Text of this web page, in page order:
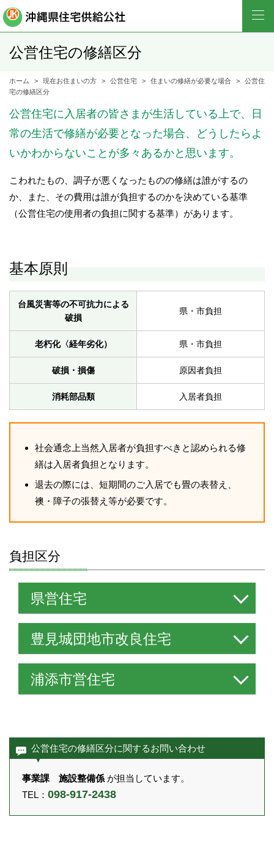
公営住宅の修繕区分
ホーム 現在お住まいの方 公営住宅 住まいの修繕が必要な場合
公営住
宅の修繕区分
公営住宅に入居者の皆さまが生活している上で、日
常の生活で修繕が必要となった場合、どうしたらよ
いかわからないことが多々あるかと思います。
こわれたもの、調子が悪くなったものの修繕は誰がするの
か、また、その費用は誰が負担するのかを決めている基準
（公営住宅の使用者の負担に関する基準）があります。
基本原則
台風災害等の不可抗力による
破損
県・市負担
老朽化〈経年劣化） 県・市負担
破損・損傷 原因者負担
消耗部品類 入居者負担
社会通念上当然入居者が負担すべきと認められる修
繕は入居者負担となります。
退去の際には、短期間のご入居でも畳の表替え、
襖・障子の張替え等が必要です。
負担区分
県営住宅
豊見城団地市改良住宅
浦添市営住宅
公営住宅の修繕区分に関するお問い合わせ
事業課 施設整備係 が担当しています。
TEL： 098-917-2438